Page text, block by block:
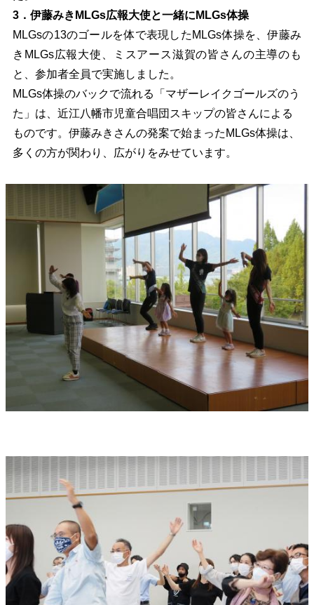
3．伊藤みきMLGs広報大使と一緒にMLGs体操
MLGsの13のゴールを体で表現したMLGs体操を、伊藤み
きMLGs広報大使、ミスアース滋賀の皆さんの主導のも
と、参加者全員で実施しました。
MLGs体操のバックで流れる「マザーレイクゴールズのう
た」は、近江八幡市児童合唱団スキップの皆さんによる
ものです。伊藤みきさんの発案で始まったMLGs体操は、
多くの方が関わり、広がりをみせています。